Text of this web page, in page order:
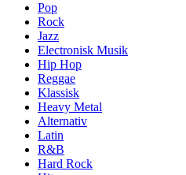
Pop
Rock
Jazz
Electronisk Musik
Hip Hop
Reggae
Klassisk
Heavy Metal
Alternativ
Latin
R&B
Hard Rock